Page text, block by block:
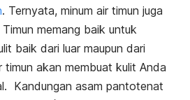
. Ternyata, minum air timun juga
memang baik untuk
baik dari luar maupun dari
timun akan membuat kulit Anda
Kandungan asam pantotenat